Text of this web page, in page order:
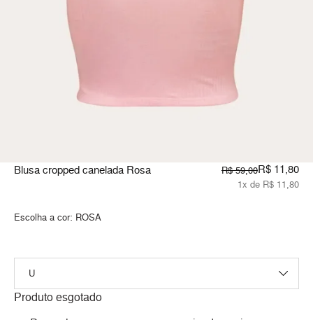
Blusa cropped canelada Rosa R$ 59,00R$ 11,80
1x de R$ 11,80
Escolha a cor: ROSA
Produto esgotado